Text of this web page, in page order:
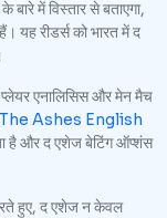
में विस्तार से बताएगा,
यह रीडर्स को भारत में द
एनालिसिस और मेन मैच
The Ashes English
है और द एशेज बेटिंग ऑप्शंस
हुए, द एशेज न केवल